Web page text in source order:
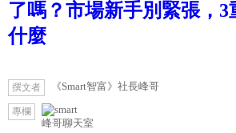
了嗎？市場新手別緊張，3
什麼
撰文者 《Smart智富》社長峰哥
專欄
峰哥聊天室